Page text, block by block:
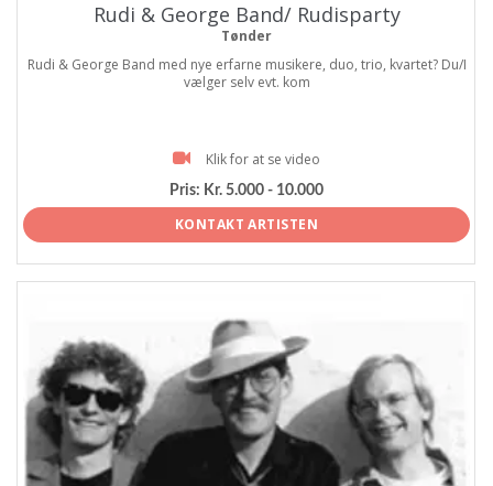
Rudi & George Band/ Rudisparty
Tønder
Rudi & George Band med nye erfarne musikere, duo, trio, kvartet? Du/I
vælger selv evt. kom
Klik for at se video
Pris: Kr. 5.000 - 10.000
KONTAKT ARTISTEN